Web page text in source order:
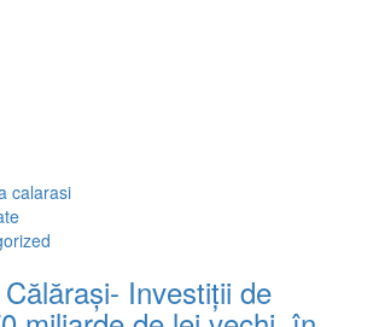
la
apă
şi
Investiţii de